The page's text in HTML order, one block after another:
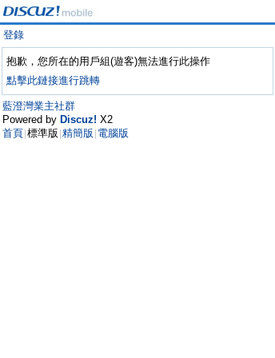
登錄
抱歉，您所在的用戶組(遊客)無法進行此操作
點擊此鏈接進行跳轉
藍澄灣業主社群
Powered by Discuz! X2
首頁 標準版 精簡版 電腦版